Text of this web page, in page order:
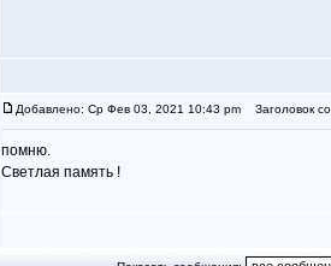
Добавлено: Ср Фев 03, 2021 10:43 pm Заголовок
помню.
Светлая память !